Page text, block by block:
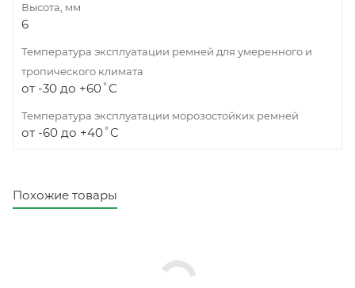
Высота, мм
6
Температура эксплуатации ремней для умеренного и
тропического климата
от -30 до +60˚C
Температура эксплуатации морозостойких ремней
от -60 до +40˚C
Похожие товары